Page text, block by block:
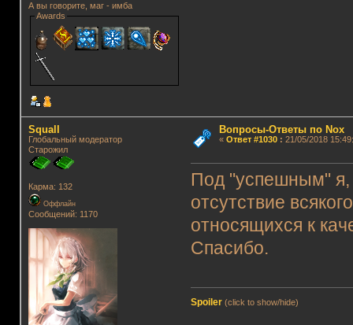
А вы говорите, маг - имба
Awards
Squall
Глобальный модератор
Старожил
Карма: 132
Оффлайн
Сообщений: 1170
Вопросы-Ответы по Nox
« Ответ #1030: 21/05/2018
Под "успешным" я,
отсутствие
относящихся к
Спасибо.
Spoiler (click to show/hide)